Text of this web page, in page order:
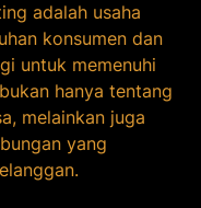
adalah usaha
konsumen dan
untuk memenuhi
hanya tentang
melainkan juga
yang